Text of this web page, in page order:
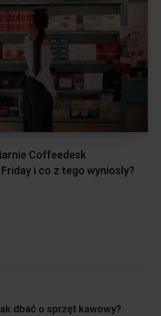
Coffeedesk
i co z tego wyniosły?
dbać o sprzęt kawowy?